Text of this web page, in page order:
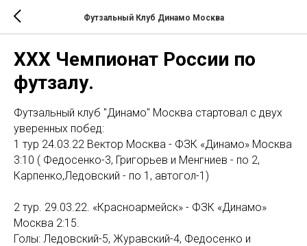
Футзальный Клуб Динамо Москва
XXX Чемпионат России по
футзалу.
Футзальный клуб "Динамо" Москва стартовал с двух
уверенных побед:
1 тур 24.03.22 Вектор Москва - ФЗК «Динамо» Москва
3:10 ( Федосенко-3, Григорьев и Менгниев - по 2,
Карпенко,Ледовский - по 1, автогол-1)
2 тур. 29.03.22. «Красноармейск» - ФЗК «Динамо»
Москва 2:15.
Голы: Ледовский-5, Журавский-4, Федосенко и